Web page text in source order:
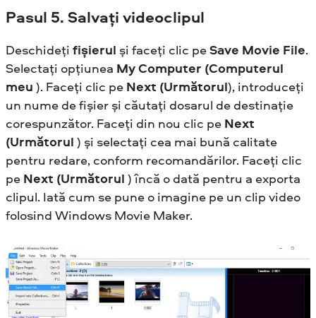
Pasul 5. Salvați videoclipul
Deschideți fișierul și faceți clic peSave Movie File.
Selectați opțiunea My Computer (Computerul
meu ). Faceți clic pe Next (Următorul), introduceți
un nume de fișier și căutați dosarul de destinație
corespunzător. Faceți din nou clic pe Next
(Următorul ) și selectați cea mai bună calitate
pentru redare, conform recomandărilor. Faceți clic
pe Next (Următorul ) încă o dată pentru a exporta
clipul. Iată cum se pune o imagine pe un clip video
folosind Windows Movie Maker.